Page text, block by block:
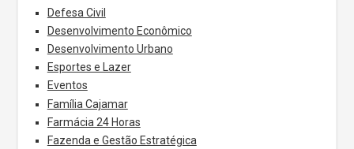
Defesa Civil
Desenvolvimento Econômico
Desenvolvimento Urbano
Esportes e Lazer
Eventos
Família Cajamar
Farmácia 24 Horas
Fazenda e Gestão Estratégica